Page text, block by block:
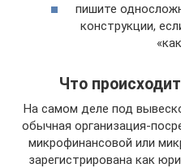
пишите
конструкции,
Что
На самом деле под
обычная организация-
микрофинансовой или
зарегистрирована как